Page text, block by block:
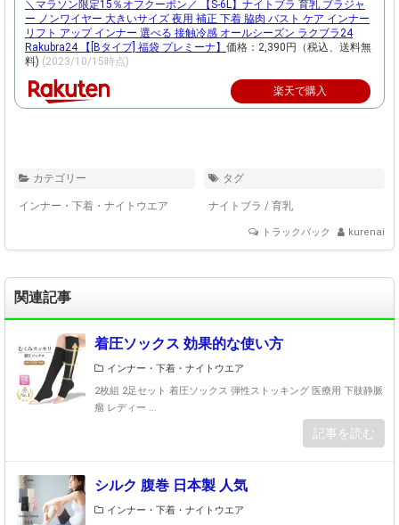
＼マラソン限定15％オフクーポン／ 【S-6L】ナイトブラ 育乳 ブラジャ
ー ノンワイヤー 大きいサイズ 夜用 補正 下着 脇肉 バスト ケア インナー
リフト アップ インナー 選べる 接触冷感 オールシーズン ラクブラ24
Rakubra24 【[Bタイプ] 福袋 プレミーナ】 価格：2,390円（税込、送料無
料) (2023/10/15時点)
楽天で購入
カテゴリー
インナー・下着・ナイトウエア
タグ
ナイトブラ / 育乳
トラックバック kurenai
関連記事
着圧ソックス 効果的な使い方
インナー・下着・ナイトウエア
2枚組 2足セット 着圧ソックス 弾性ストッキング 医療用 下肢静脈
瘤 レディー ...
記事を読む
シルク 腹巻 日本製 人気
インナー・下着・ナイトウエア